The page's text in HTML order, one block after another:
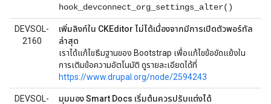
hook_devconnect_org_settings_alter()
DEVSOL-
2160
เพิ่มลิงก์ใน CKEditor ไม่ได้เนื่องจากมีการเปิดตัวพอร์ทัล
ล่าสุด
เราได้แก้ไขธีมฐานของ Bootstrap เพื่อแก้ไขข้อขัดแย้งใน
การเติมข้อความอัตโนมัติ ดูรายละเอียดได้ที่
https://www.drupal.org/node/2594243
DEVSOL-
มุมมอง Smart Docs เริ่มต้นควรปรับแต่งได้